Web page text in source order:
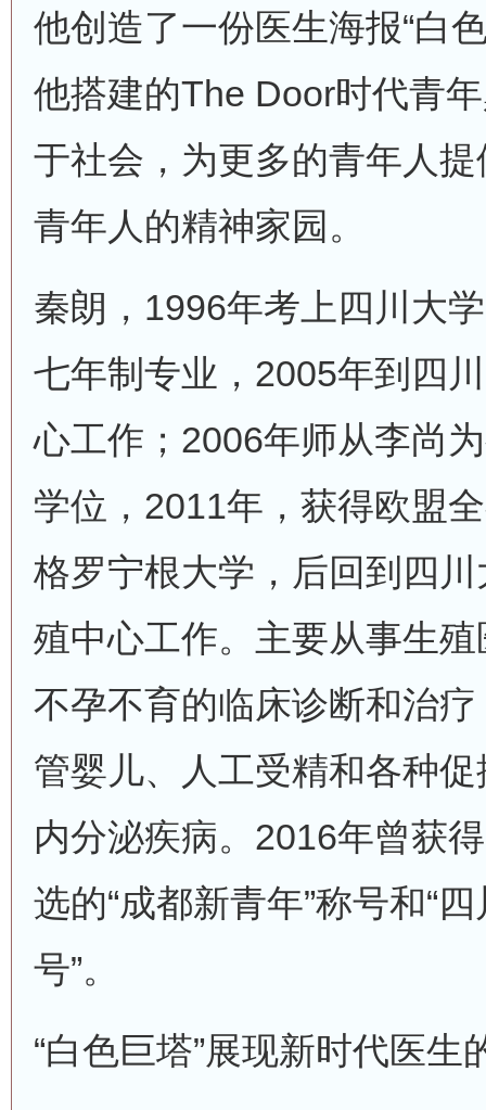
他创造了一份医生海报“白
他搭建的The Door时代青
于社会，为更多的青年人
青年人的精神家园。
秦朗，1996年考上四川大
七年制专业，2005年到四
心工作；2006年师从李尚
学位，2011年，获得欧盟
格罗宁根大学，后回到四
殖中心工作。主要从事生
不孕不育的临床诊断和治
管婴儿、人工受精和各种
内分泌疾病。2016年曾获
选的“成都新青年”称号和“
号”。
“白色巨塔”展现新时代医生